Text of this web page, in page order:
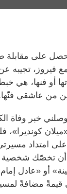
يحصل على مقابلة
فيروز، تجيبه
أو فنها، هي
من عاشقي
خبر وفاة
كونديرا»،
على امتداد
أن تخصّك شخصية
أو «عادل
مضافةً